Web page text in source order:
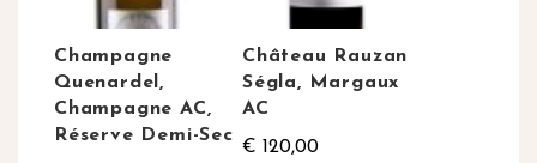
Champagne
Quenardel,
Champagne AC,
Réserve Demi-Sec
Château Rauzan
Ségla, Margaux
AC
€ 120,00